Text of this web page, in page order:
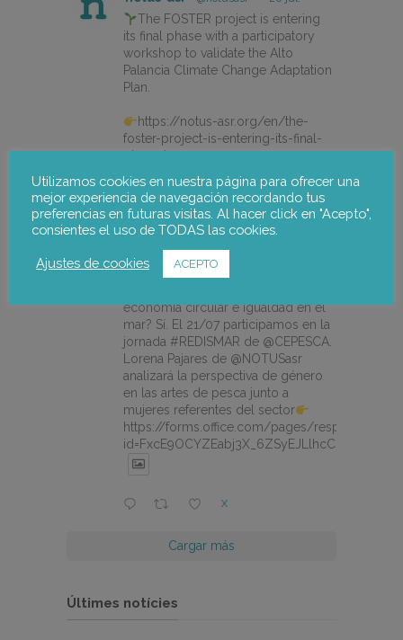
The FOSTER project is entering
its final phase with a participatory
workshop to validate the Alto
Palancia Climate Change Adaptation
Plan.
https://notus-asr.org/en/the-
foster-project-is-entering-its-final-
phase/
X
notus-asr @notusasr
economía circular e igualdad en el
mar? Sí. El 21/07 participamos en la
jornada #REDISMAR de @CEPESCA.
Lorena Pajares de @NOTUSasr
analizará la perspectiva de género
en las artes de pesca junto a
mujeres referentes del sector
https://forms.office.com/pages/
X
Cargar más
Últimes notícies
Utilizamos cookies en nuestra página para ofrecer una
mejor experiencia de navegación recordando tus
preferencias en futuras visitas. Al hacer click en "Acepto",
consientes el uso de TODAS las cookies.
Ajustes de cookies ACEPTO